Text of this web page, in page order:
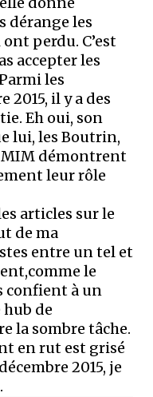
dérange les
perdu. C’est
accepter les
les
2015, il y a des
Eh oui, son
lui, les Boutrin,
MIM démontrent
leur rôle
articles sur le
de ma
entre un tel et
le
confient à un
de
la sombre tâche.
en rut est grisé
2015, je